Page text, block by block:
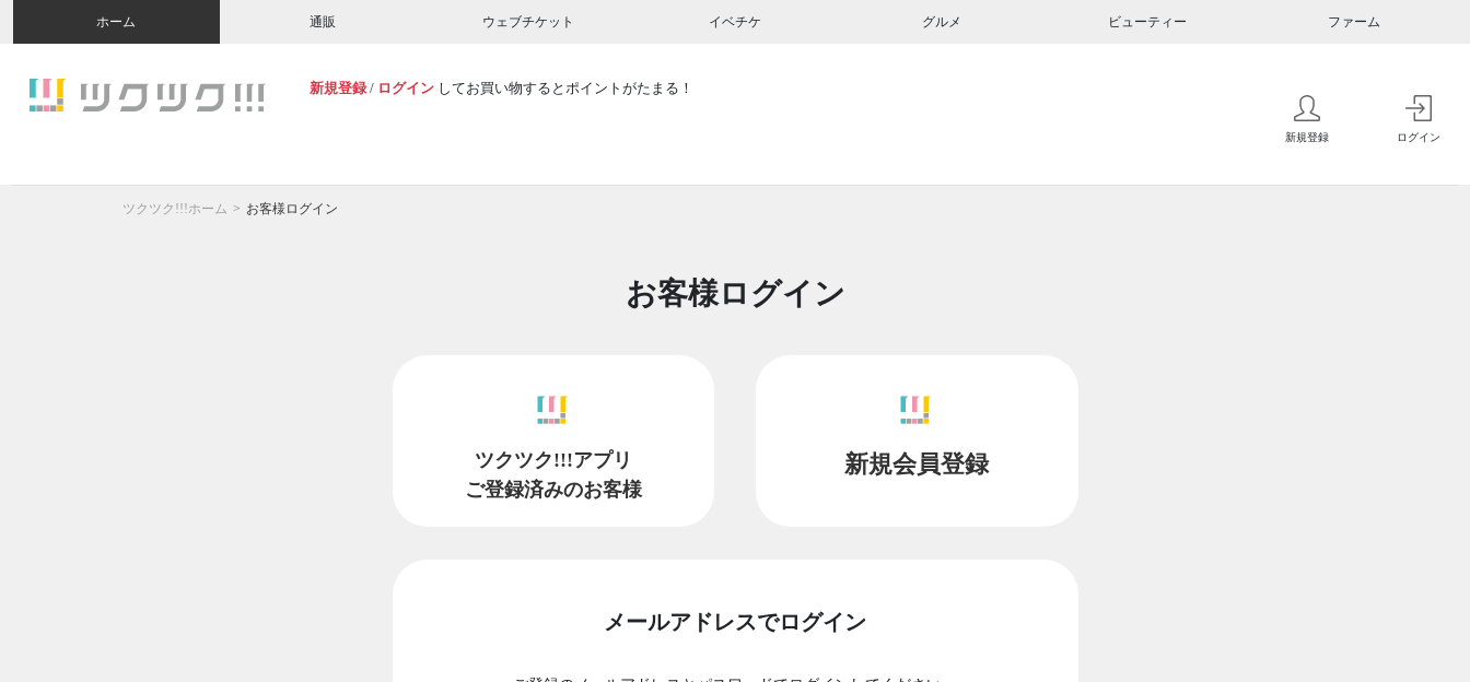
ホーム 通販 ウェブチケット イベチケ グルメ ビューティー ファーム
新規登録 / ログイン してお買い物するとポイントがたまる！
新規登録 ログイン
ツクツク!!!ホーム お客様ログイン
お客様ログイン
ツクツク!!!アプリ
ご登録済みのお客様
新規会員登録
メールアドレスでログイン